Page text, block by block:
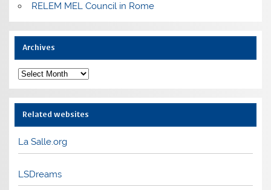
RELEM MEL Council in Rome
Archives
Archives
Related websites
La Salle.org
LSDreams